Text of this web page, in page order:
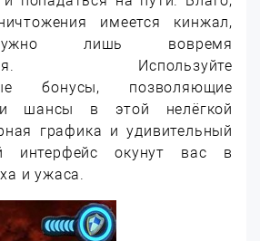
имеется кинжал,
лишь вовремя
Используйте
бонусы, позволяющие
шансы в этой нелёгкой
графика и удивительный
интерфейс окунут вас в
и ужаса.